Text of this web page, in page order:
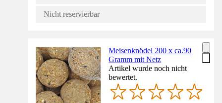
Nicht reservierbar
Meisenknödel 200 x ca.90
Gramm mit Netz
Artikel wurde noch nicht
bewertet.